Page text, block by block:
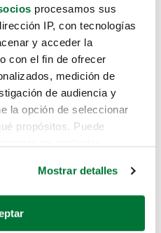
procesamos sus
IP, con tecnologías
y acceder la
con el fin de ofrecer
medición de
de audiencia y
la opción de seleccionar
propósitos. Puede
su ubicación geográfica
Mostrar detalles
como
aquí.
que estás
enlaces: